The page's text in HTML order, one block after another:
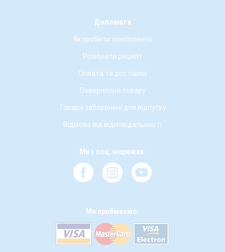
Допомога
Як зробити замовлення
Розібрати рецепт
Оплата та доставка
Повернення товару
Товари заборонені для відпуску
Відмова від відповідальності
Ми у соц. мережах:
Ми приймаємо: